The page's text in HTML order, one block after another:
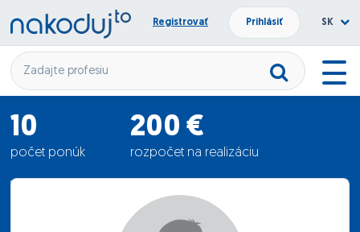
Registrovať Prihlásiť SK
10
počet ponúk
200 €
rozpočet na realizáciu
1785 €